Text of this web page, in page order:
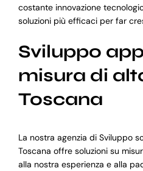
costante innovazione
soluzioni più efficaci per far
Sviluppo
misura di
Toscana
La nostra agenzia di Sviluppo
Toscana offre soluzioni su
alla nostra esperienza e alla